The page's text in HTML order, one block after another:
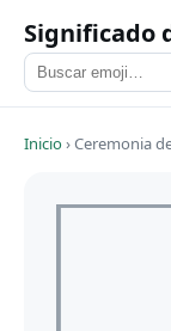
Significado
Inicio›Ceremonia